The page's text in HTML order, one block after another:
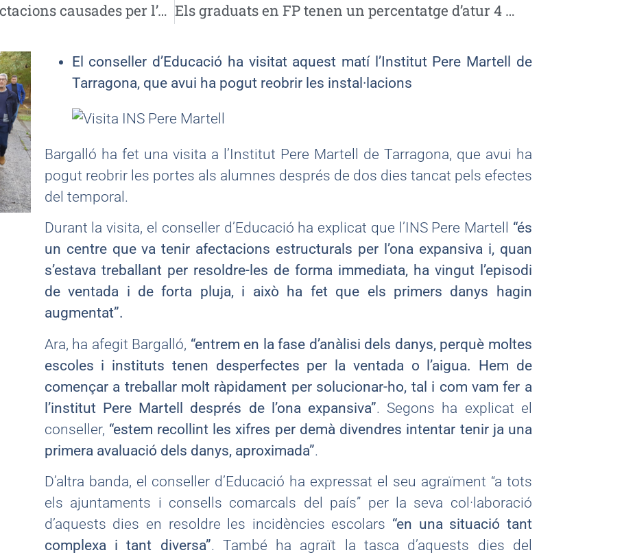
COMUNICAT sobre les afectacions causades per l’accident al Polígon Sud i agreujades pel temporal
Els graduats en FP tenen un percentatge d’atur 4 vegades inferior que la mitjana de joves de Catalunya
El conseller d’Educació ha visitat aquest matí l’Institut Pere Martell de
Tarragona, que avui ha pogut reobrir les instal·lacions
Bargalló ha fet una visita a l’Institut Pere Martell de Tarragona, que avui ha
pogut reobrir les portes als alumnes després de dos dies tancat pels efectes
del temporal.
Durant la visita, el conseller d’Educació ha explicat que l’INS Pere Martell “és
un centre que va tenir afectacions estructurals per l’ona expansiva i, quan
s’estava treballant per resoldre-les de forma immediata, ha vingut l’episodi
de ventada i de forta pluja, i això ha fet que els primers danys hagin
augmentat”.
Ara, ha afegit Bargalló, “entrem en la fase d’anàlisi dels danys, perquè moltes
escoles i instituts tenen desperfectes per la ventada o l’aigua. Hem de
començar a treballar molt ràpidament per solucionar-ho, tal i com vam fer a
l’institut Pere Martell després de l’ona expansiva”. Segons ha explicat el
conseller, “estem recollint les xifres per demà divendres intentar tenir ja una
primera avaluació dels danys, aproximada”.
D’altra banda, el conseller d’Educació ha expressat el seu agraïment “a tots
els ajuntaments i consells comarcals del país” per la seva col·laboració
d’aquests dies en resoldre les incidències escolars “en una situació tant
complexa i tant diversa”. També ha agraït la tasca d’aquests dies del